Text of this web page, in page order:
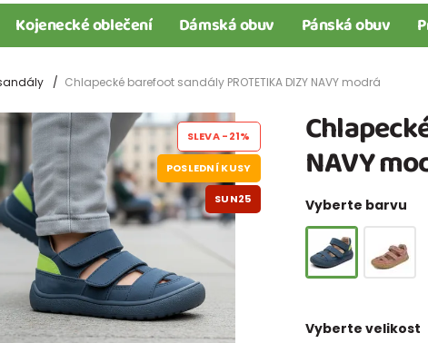
Kojenecké oblečení Dámská obuv Pánská obuv
Chlapecké barefoot sandály PROTETIKA DIZY NAVY modrá
NAVY
Vyberte barvu
Vyberte velikost
SLEVA-21%
POSLEDNÍ KUSY
SUN25